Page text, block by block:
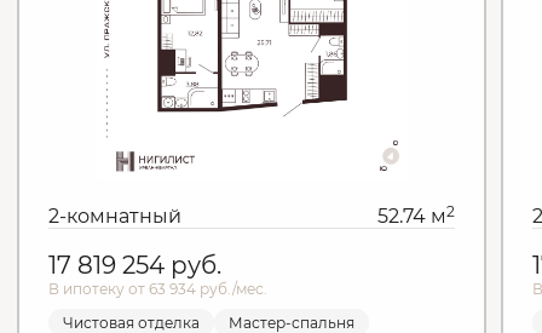
2-комнатный 52.74 м2
17 819 254 руб.
В ипотеку от 63 934 руб./мес.
Чистовая отделка
Мастер-спальня